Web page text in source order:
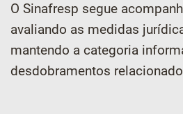
O Sinafresp segue
avaliando as medidas
mantendo a categoria
desdobramentos